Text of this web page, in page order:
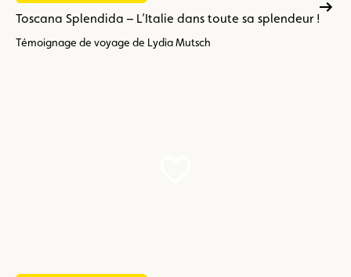
Toscana Splendida – L’Italie dans toute sa splendeur !
Témoignage de voyage de Lydia Mutsch